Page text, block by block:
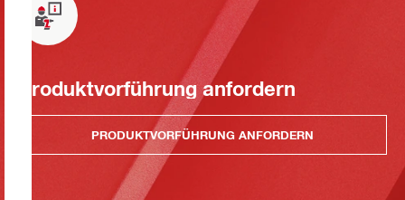
Produktvorführung anfordern
PRODUKTVORFÜHRUNG ANFORDERN